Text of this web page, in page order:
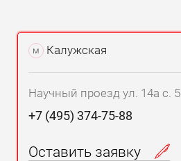
м Калужская
Научный проезд ул. 14а с. 5
+7 (495) 374-75-88
Оставить заявку